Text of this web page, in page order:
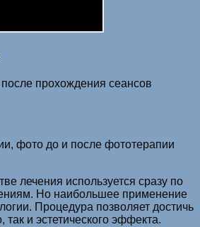
прохождения сеансов
фото до и после фототерапии
лечения используется сразу по
Но наибольшее применение
Процедура позволяет достичь
так и эстетического эффекта.